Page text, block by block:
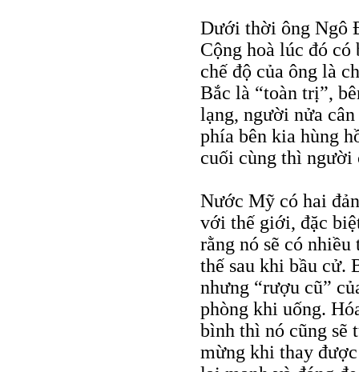
Dưới thời ông Ngô
Cộng hoà lúc đó
chế độ của ông là
Bắc là “toàn trị”,
lạng, người nửa
phía bên kia hùng
cuối cùng thì người
Nước Mỹ có hai
với thế giới, đặc
rằng nó sẽ có
thế sau khi bầu cử.
nhưng “rượu cũ”
phòng khi uống.
bình thì nó cũng sẽ
mừng khi thay